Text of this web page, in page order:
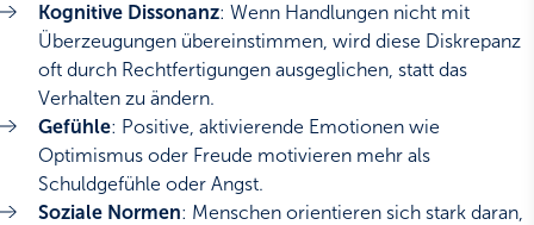
Kognitive Dissonanz: Wenn Handlungen nicht mit
Überzeugungen übereinstimmen, wird diese Diskrepanz
oft durch Rechtfertigungen ausgeglichen, statt das
Verhalten zu ändern.
Gefühle: Positive, aktivierende Emotionen wie
Optimismus oder Freude motivieren mehr als
Schuldgefühle oder Angst.
Soziale Normen: Menschen orientieren sich stark daran,